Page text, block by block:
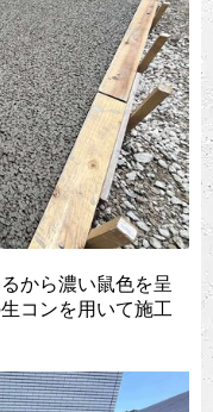
から濃い鼠色を呈
コンを用いて施工